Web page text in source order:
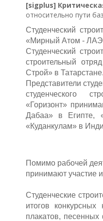
[sigplus]
относительно пути
Студенческий
«Мирный Атом -
Студенческий
строительный
Строй» в Татарстане.
Представители
студенческого
«Горизонт»
Дабаа» в Египте,
«Куданкулам» в
Помимо рабочей
принимают участие
Студенческие
итогов
плакатов,